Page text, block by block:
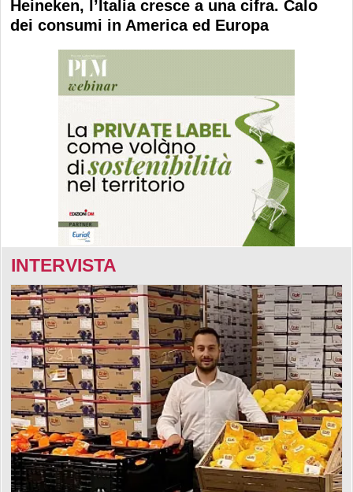
Heineken, l’Italia cresce a una cifra. Calo
dei consumi in America ed Europa
INTERVISTA